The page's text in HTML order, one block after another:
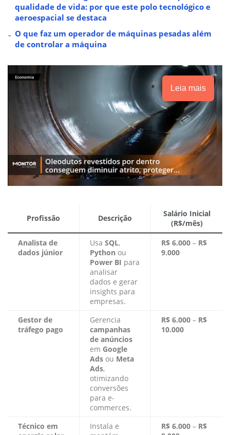
qualidade de vida: por que este polo tecnológico e
aeroespacial se destaca
O que faz um operador de máquinas pesadas além
de controlar a máquina
Leia mais
Profissão Descrição
Salário Inicial
(R$/mês)
Analista de
dados júnior
Usa SQL,
Python ou
Power BI para
analisar
dados e gerar
insights para
empresas.
R$ 6.000 – R$
9.000
Gestor de
tráfego pago
Gerencia
campanhas
de anúncios
em Google
Ads ou Meta
Ads,
otimizando
conversões
para e-
commerces.
R$ 6.000 – R$
10.000
Técnico em
Instala e
R$ 6.000 – R$